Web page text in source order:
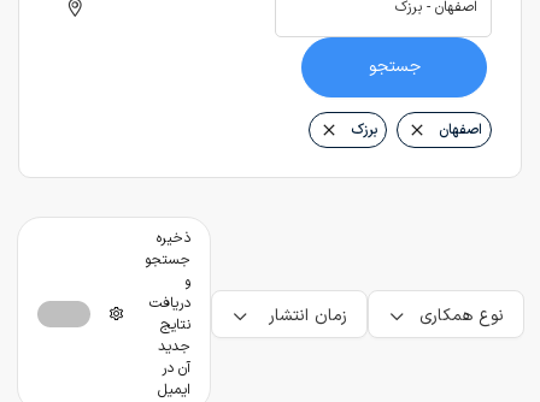
جستجو
اصفهان برزک
نوع همکاری زمان انتشار
ذخیره
جستجو
و
دریافت
نتایج
جدید
آن در
ایمیل